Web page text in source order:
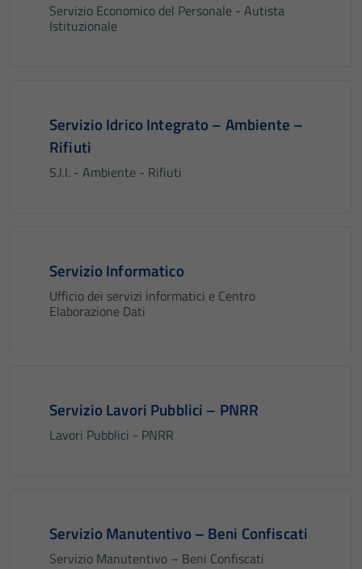
Servizio Economico del Personale - Autista
Istituzionale
Servizio Idrico Integrato – Ambiente –
Rifiuti
S.I.I. - Ambiente - Rifiuti
Servizio Informatico
Ufficio dei servizi informatici e Centro
Elaborazione Dati
Servizio Lavori Pubblici – PNRR
Lavori Pubblici - PNRR
Servizio Manutentivo – Beni Confiscati
Servizio Manutentivo – Beni Confiscati